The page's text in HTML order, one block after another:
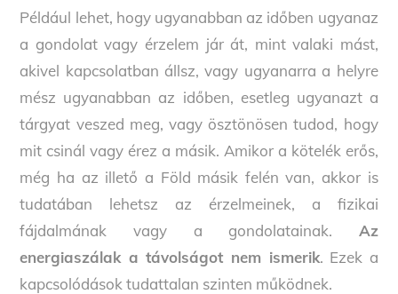
Például lehet, hogy ugyanabban az időben ugyanaz
a gondolat vagy érzelem jár át, mint valaki mást,
akivel kapcsolatban állsz, vagy ugyanarra a helyre
mész ugyanabban az időben, esetleg ugyanazt a
tárgyat veszed meg, vagy ösztönösen tudod, hogy
mit csinál vagy érez a másik. Amikor a kötelék erős,
még ha az illető a Föld másik felén van, akkor is
tudatában lehetsz az érzelmeinek, a fizikai
fájdalmának vagy a gondolatainak. Az
energiaszálak a távolságot nem ismerik. Ezek a
kapcsolódások tudattalan szinten működnek.